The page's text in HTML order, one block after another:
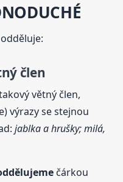
člen
větný člen,
výrazy se stejnou
jablka a hrušky; milá,
čárkou